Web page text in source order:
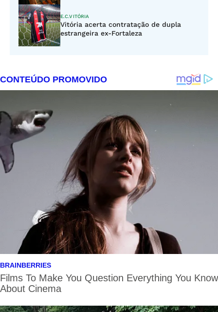
E.C.VITÓRIA
Vitória acerta contratação de dupla
estrangeira ex-Fortaleza